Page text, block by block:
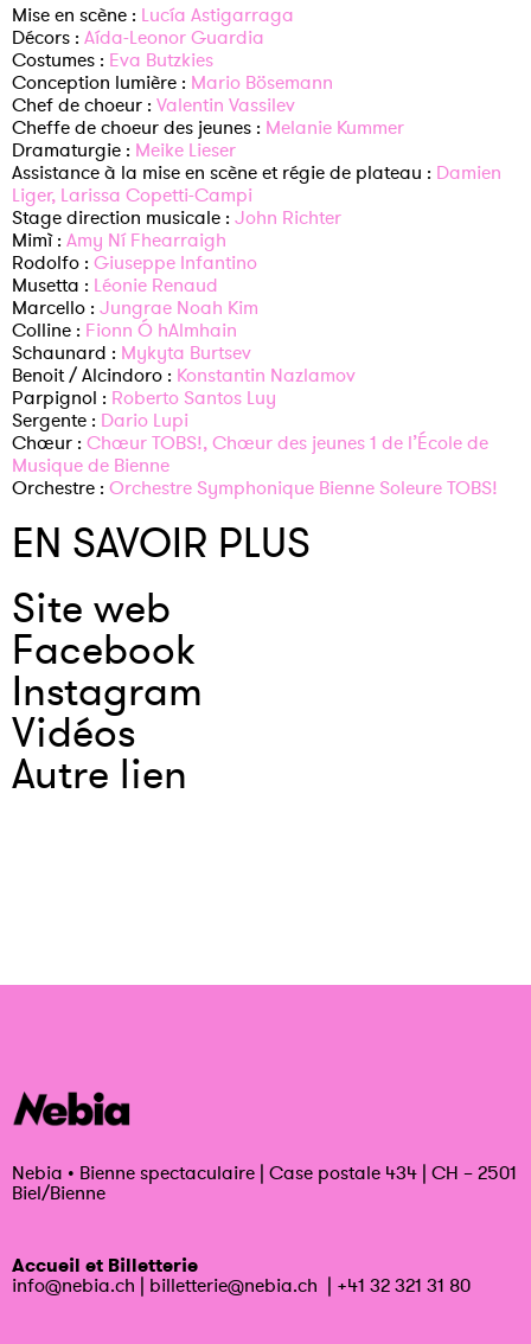
Mise en scène : Lucía Astigarraga
Décors : Aída-Leonor Guardia
Costumes : Eva Butzkies
Conception lumière : Mario Bösemann
Chef de choeur : Valentin Vassilev
Cheffe de choeur des jeunes : Melanie Kummer
Dramaturgie : Meike Lieser
Assistance à la mise en scène et régie de plateau : Damien
Liger, Larissa Copetti-Campi
Stage direction musicale : John Richter
Mimì : Amy Ní Fhearraigh
Rodolfo : Giuseppe Infantino
Musetta : Léonie Renaud
Marcello : Jungrae Noah Kim
Colline : Fionn Ó hAlmhain
Schaunard : Mykyta Burtsev
Benoit / Alcindoro : Konstantin Nazlamov
Parpignol : Roberto Santos Luy
Sergente : Dario Lupi
Chœur : Chœur TOBS!, Chœur des jeunes 1 de l’École de
Musique de Bienne
Orchestre : Orchestre Symphonique Bienne Soleure TOBS!
EN SAVOIR PLUS
Site web
Facebook
Instagram
Vidéos
Autre lien
Nebia • Bienne spectaculaire | Case postale 434 | CH – 2501
Biel/Bienne
Accueil et Billetterie
info@nebia.ch | billetterie@nebia.ch | +41 32 321 31 80